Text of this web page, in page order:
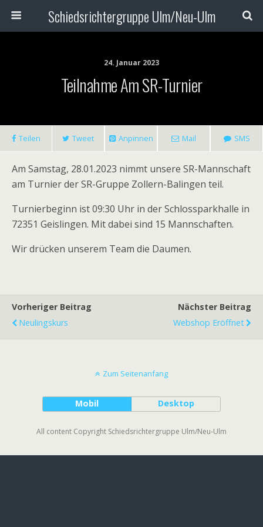
Schiedsrichtergruppe Ulm/Neu-Ulm
24. Januar 2023
Teilnahme Am SR-Turnier
Teilen Tweet Anpinnen Mail SMS
Am Samstag, 28.01.2023 nimmt unsere SR-Mannschaft
am Turnier der SR-Gruppe Zollern-Balingen teil.
Turnierbeginn ist 09:30 Uhr in der Schlossparkhalle in
72351 Geislingen. Mit dabei sind 15 Mannschaften.
Wir drücken unserem Team die Daumen.
Vorheriger Beitrag
Neulingskurs
Nächster Beitrag
Webshop Eröffnet
Zum Seitenanfang
Mobil Desktop
All content Copyright Schiedsrichtergruppe Ulm/Neu-Ulm